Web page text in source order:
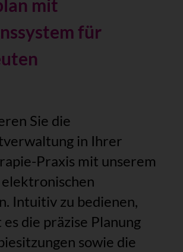
mit
für
Sie die
in Ihrer
Praxis mit unserem
Intuitiv zu bedienen,
die präzise Planung
sowie die